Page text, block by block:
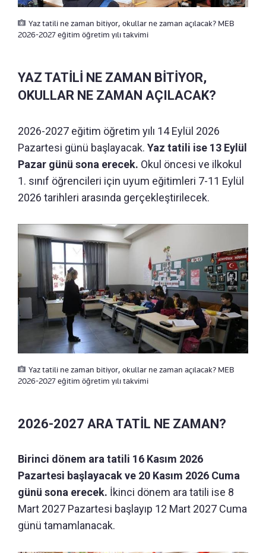
Yaz tatili ne zaman bitiyor, okullar ne zaman açılacak? MEB
2026-2027 eğitim öğretim yılı takvimi
YAZ TATİLİ NE ZAMAN BİTİYOR,
OKULLAR NE ZAMAN AÇILACAK?
2026-2027 eğitim öğretim yılı 14 Eylül 2026
Pazartesi günü başlayacak. Yaz tatili ise 13 Eylül
Pazar günü sona erecek. Okul öncesi ve ilkokul
1. sınıf öğrencileri için uyum eğitimleri 7-11 Eylül
2026 tarihleri arasında gerçekleştirilecek.
Yaz tatili ne zaman bitiyor, okullar ne zaman açılacak? MEB
2026-2027 eğitim öğretim yılı takvimi
2026-2027 ARA TATİL NE ZAMAN?
Birinci dönem ara tatili 16 Kasım 2026
Pazartesi başlayacak ve 20 Kasım 2026 Cuma
günü sona erecek. İkinci dönem ara tatili ise 8
Mart 2027 Pazartesi başlayıp 12 Mart 2027 Cuma
günü tamamlanacak.